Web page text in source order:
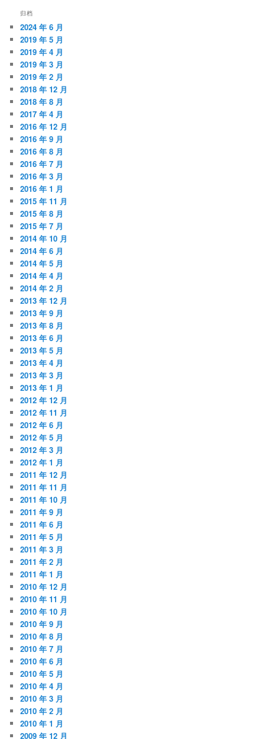
归档
2024 年 6 月
2019 年 5 月
2019 年 4 月
2019 年 3 月
2019 年 2 月
2018 年 12 月
2018 年 8 月
2017 年 4 月
2016 年 12 月
2016 年 9 月
2016 年 8 月
2016 年 7 月
2016 年 3 月
2016 年 1 月
2015 年 11 月
2015 年 8 月
2015 年 7 月
2014 年 10 月
2014 年 6 月
2014 年 5 月
2014 年 4 月
2014 年 2 月
2013 年 12 月
2013 年 9 月
2013 年 8 月
2013 年 6 月
2013 年 5 月
2013 年 4 月
2013 年 3 月
2013 年 1 月
2012 年 12 月
2012 年 11 月
2012 年 6 月
2012 年 5 月
2012 年 3 月
2012 年 1 月
2011 年 12 月
2011 年 11 月
2011 年 10 月
2011 年 9 月
2011 年 6 月
2011 年 5 月
2011 年 3 月
2011 年 2 月
2011 年 1 月
2010 年 12 月
2010 年 11 月
2010 年 10 月
2010 年 9 月
2010 年 8 月
2010 年 7 月
2010 年 6 月
2010 年 5 月
2010 年 4 月
2010 年 3 月
2010 年 2 月
2010 年 1 月
2009 年 12 月